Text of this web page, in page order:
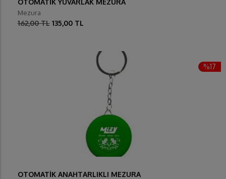
OTOMATİK YUVARLAK MEZURA
Mezura
162,00 TL 135,00 TL
%17
OTOMATİK ANAHTARLIKLI MEZURA